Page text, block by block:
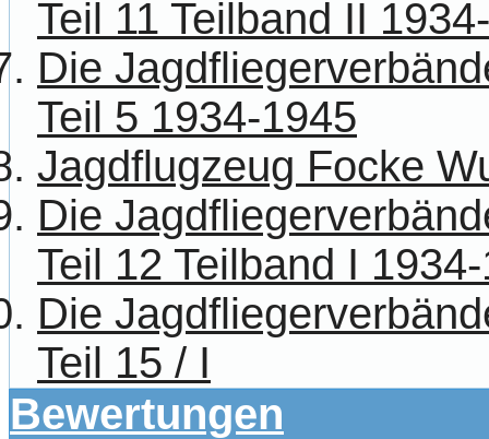
Teil 11 Teilband II
Die
Teil 5 1934-1945
Jagdflugzeug Focke
Die
Teil 12 Teilband I
Die
Teil 15 / I
Bewertungen